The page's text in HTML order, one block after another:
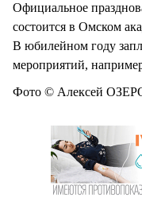
Официальное
состоится в Омском
В юбилейном году
мероприятий,
Фото © Алексей